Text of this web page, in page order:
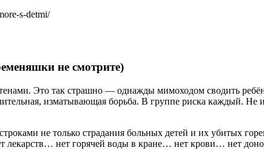
s-detmi/
не смотрите)
Это так страшно — однажды мимоходом сводить
изматывающая борьба. В группе риска каждый. Не
не только страдания больных детей и их убитых
лекарств… нет горячей воды в кране… нет крови… нет